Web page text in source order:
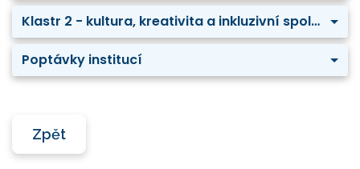
Klastr 2 - kultura, kreativita a inkluzivní společnost
Poptávky institucí
Zpět